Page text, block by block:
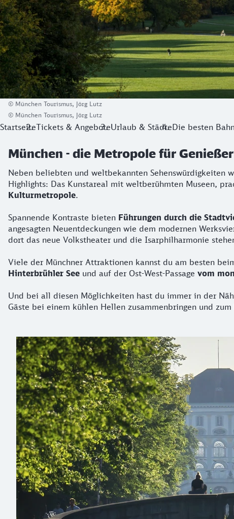
© München Tourismus, Jörg Lutz
© München Tourismus, Jörg Lutz
StartseiteTickets & AngeboteUrlaub & StädteDie besten
München - die Metropole für Genießer
Neben beliebten und weltbekannten Sehenswürdigkeiten
Highlights: Das Kunstareal mit weltberühmten Museen,
Kulturmetropole.
Spannende Kontraste bieten Führungen durch die
angesagten Neuentdeckungen wie dem modernen
dort das neue Volkstheater und die Isarphilharmonie
Viele der Münchner Attraktionen kannst du am besten
Hinterbrühler See und auf der Ost-West-Passage vom
Und bei all diesen Möglichkeiten hast du immer in der
Gäste bei einem kühlen Hellen zusammenbringen und